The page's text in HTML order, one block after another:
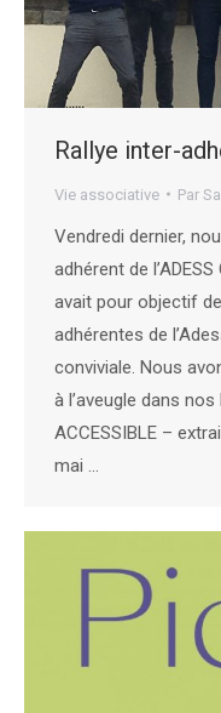
Rallye inter-
Vie associative Par
Vendredi dernier,
adhérent de
avait pour objectif
adhérentes de
conviviale. Nous
à l’aveugle dans
ACCESSIBLE –
mai …